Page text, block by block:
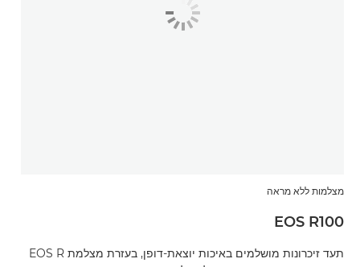
מצלמות ללא מראה
EOS R100
תעד זיכרונות מושלמים באיכות יוצאת-דופן, בעזרת מצלמת EOS R